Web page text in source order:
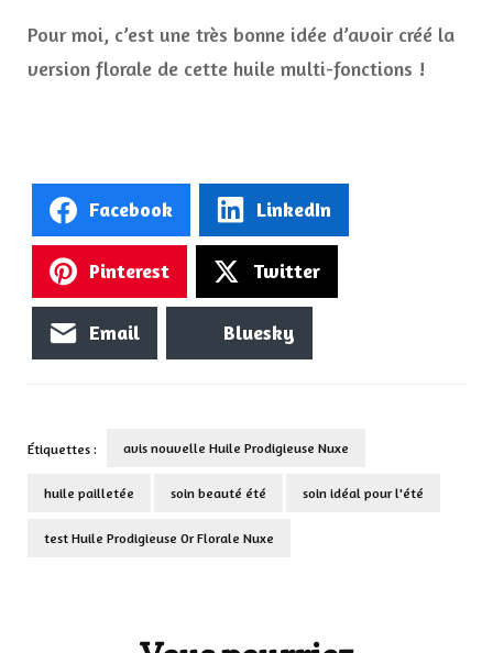
Pour moi, c’est une très bonne idée d’avoir créé la
version florale de cette huile multi-fonctions !
Facebook LinkedIn
Pinterest Twitter
Email Bluesky
Étiquettes : avis nouvelle Huile Prodigieuse Nuxe
huile pailletée soin beauté été soin idéal pour l'été
test Huile Prodigieuse Or Florale Nuxe